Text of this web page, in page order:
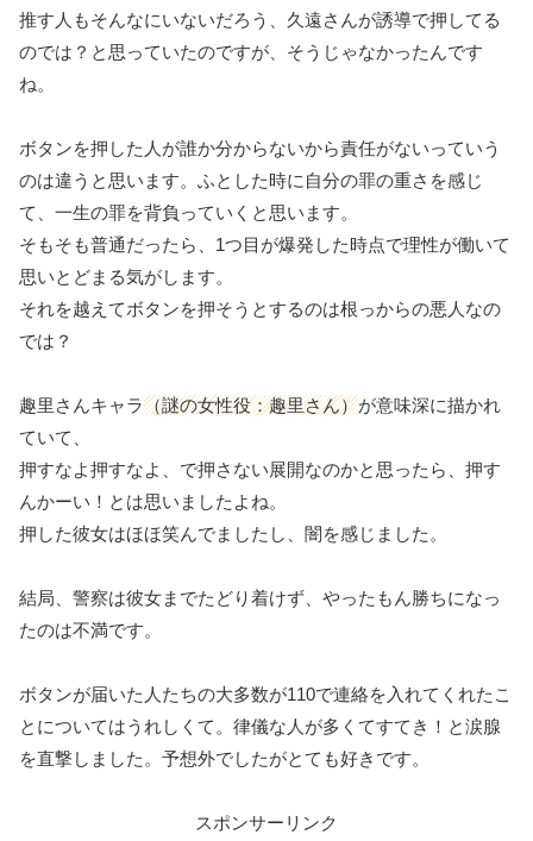
推す人もそんなにいないだろう、久遠さんが誘導で押してる
のでは？と思っていたのですが、そうじゃなかったんです
ね。
ボタンを押した人が誰か分からないから責任がないっていう
のは違うと思います。ふとした時に自分の罪の重さを感じ
て、一生の罪を背負っていくと思います。
そもそも普通だったら、1つ目が爆発した時点で理性が働いて
思いとどまる気がします。
それを越えてボタンを押そうとするのは根っからの悪人なの
では？
趣里さんキャラ（謎の女性役：趣里さん）が意味深に描かれ
ていて、
押すなよ押すなよ、で押さない展開なのかと思ったら、押す
んかーい！とは思いましたよね。
押した彼女はほほ笑んでましたし、闇を感じました。
結局、警察は彼女までたどり着けず、やったもん勝ちになっ
たのは不満です。
ボタンが届いた人たちの大多数が110で連絡を入れてくれたこ
とについてはうれしくて。律儀な人が多くてすてき！と涙腺
を直撃しました。予想外でしたがとても好きです。
スポンサーリンク